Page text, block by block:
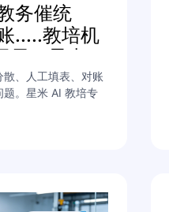
务催统
.....教培机
局，星米AI
？
、人工填表、对账
。星米 AI 教培专
务人力，落地低成